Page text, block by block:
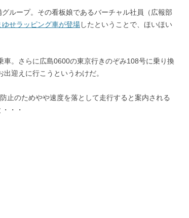
ループ。その看板娘であるバーチャル社員（広報部
ゆせラッピング車が登場したということで、ほいほい
。さらに広島0600の東京行きのぞみ108号に乗り換
迎えに行こうというわけだ。
止のためやや速度を落として走行すると案内される
・・